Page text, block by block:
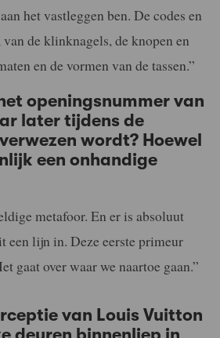
het vastleggen ben. De codes en
de klinknagels, de knopen en
en de vormen van de tassen.”
openingsnummer van
later tijdens de
wordt? Hoewel
een onhandige
metafoor. En er is absoluut
een lijn in. Deze eerste primeur
gaat over waar we naartoe gaan.”
van Louis Vuitton